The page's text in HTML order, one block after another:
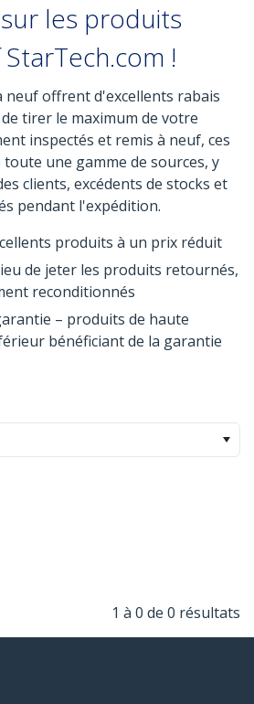
les produits
!
neuf offrent d'excellents rabais
tirer le maximum de votre
inspectés et remis à neuf, ces
une gamme de sources, y
clients, excédents de stocks et
pendant l'expédition.
produits à un prix réduit
de jeter les produits retournés,
reconditionnés
– produits de haute
bénéficiant de la garantie
1 à 0 de 0 résultats